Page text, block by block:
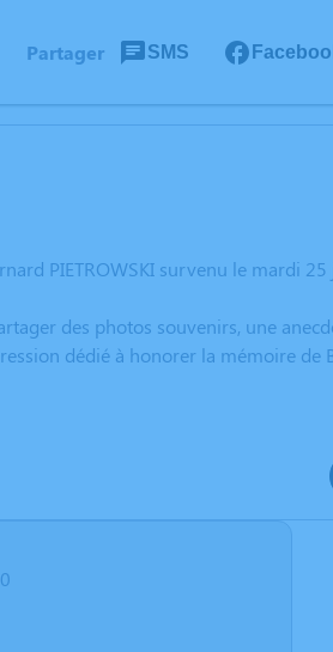
Partager SMS
PIETROWSKI survenu le mardi
des photos souvenirs, une
dédié à honorer la mémoire de